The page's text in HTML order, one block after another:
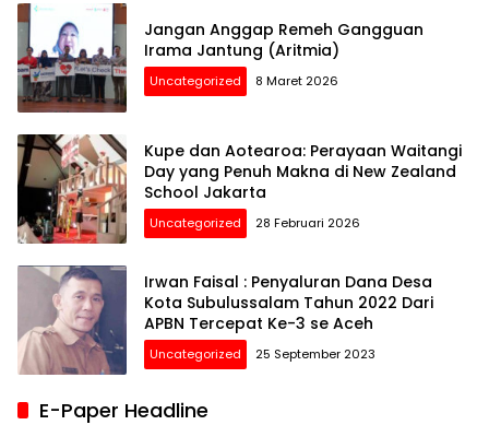
Jangan Anggap Remeh Gangguan
Irama Jantung (Aritmia)
Uncategorized 8 Maret 2026
Kupe dan Aotearoa: Perayaan Waitangi
Day yang Penuh Makna di New Zealand
School Jakarta
Uncategorized 28 Februari 2026
Irwan Faisal : Penyaluran Dana Desa
Kota Subulussalam Tahun 2022 Dari
APBN Tercepat Ke-3 se Aceh
Uncategorized 25 September 2023
E-Paper Headline